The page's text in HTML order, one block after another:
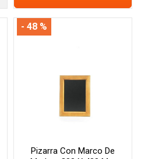
Pizarra Con Marco De
- 48 %